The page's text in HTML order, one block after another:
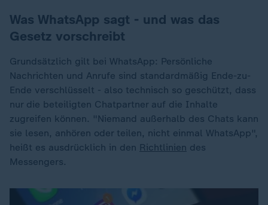
Was WhatsApp sagt - und was das
Gesetz vorschreibt
Grundsätzlich gilt bei WhatsApp: Persönliche
Nachrichten und Anrufe sind standardmäßig Ende-zu-
Ende verschlüsselt - also technisch so geschützt, dass
nur die beteiligten Chatpartner auf die Inhalte
zugreifen können. "Niemand außerhalb des Chats kann
sie lesen, anhören oder teilen, nicht einmal WhatsApp",
heißt es ausdrücklich in den Richtlinien des
Messengers.